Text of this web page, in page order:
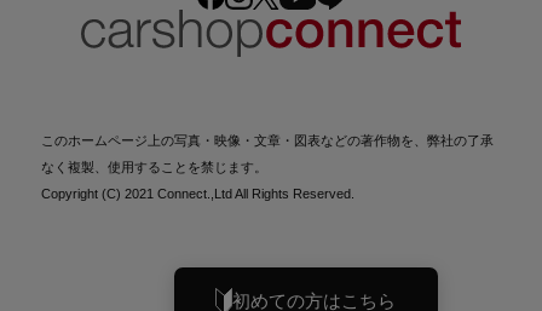
このホームページ上の写真・映像・文章・図表などの著作物を、弊社の了承
なく複製、使用することを禁じます。
Copyright (C) 2021 Connect.,Ltd All Rights Reserved.
初めての方はこちら